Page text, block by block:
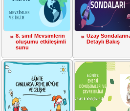
8. sınıf Mevsimlerin
oluşumu etkileşimli
sunu
Uzay
Detaylı Bakış